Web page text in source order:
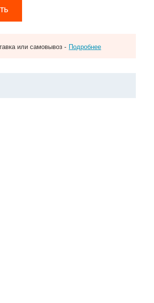
или самовывоз - Подробнее